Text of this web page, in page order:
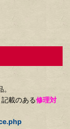
載のある修理対